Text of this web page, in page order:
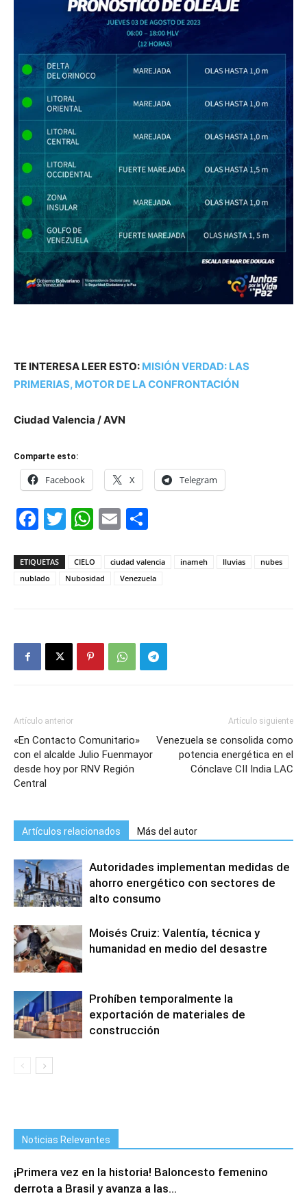
TE INTERESA LEER ESTO: MISIÓN VERDAD: LAS
PRIMERIAS, MOTOR DE LA CONFRONTACIÓN
Ciudad Valencia / AVN
Comparte esto:
Facebook X Telegram
Facebook
Twitter
WhatsApp
Email
ETIQUETAS CIELO ciudad valencia inameh lluvias
nubes
nublado
Nubosidad Venezuela
Artículo anterior
«En Contacto Comunitario»
con el alcalde Julio Fuenmayor
desde hoy por RNV Región
Central
Artículo siguiente
Venezuela se consolida como
potencia energética en el
Cónclave CII India LAC
Artículos relacionados Más del autor
Autoridades implementan medidas de
ahorro energético con sectores de
alto consumo
Moisés Cruiz: Valentía, técnica y
humanidad en medio del desastre
Prohíben temporalmente la
exportación de materiales de
construcción
Noticias Relevantes
¡Primera vez en la historia! Baloncesto femenino
derrota a Brasil y avanza a las...